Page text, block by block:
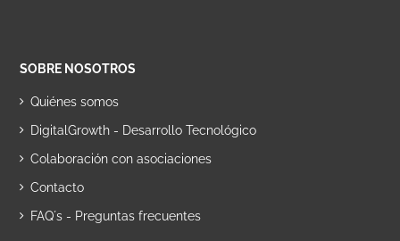
SOBRE NOSOTROS
Quiénes somos
DigitalGrowth - Desarrollo Tecnológico
Colaboración con asociaciones
Contacto
FAQ´s - Preguntas frecuentes